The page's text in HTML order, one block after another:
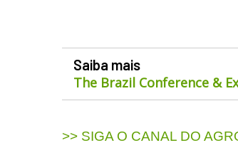
Saiba mais
The Brazil Conference &
>> SIGA O CANAL DO